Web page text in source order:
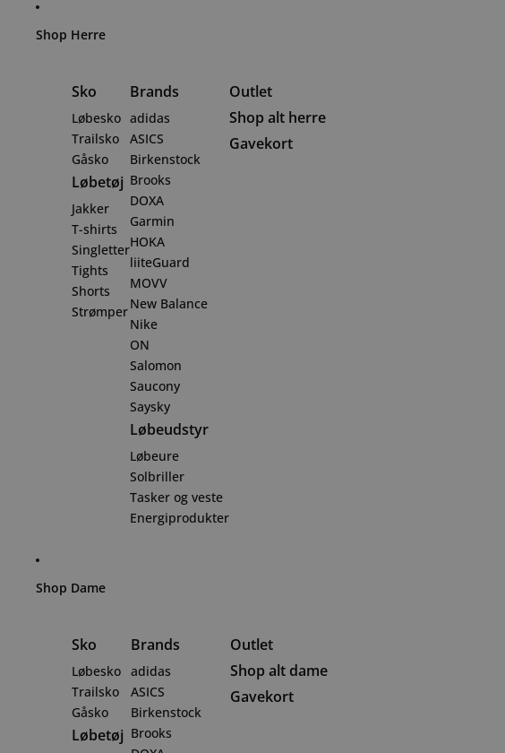
Shop Herre
Sko
Løbesko
Trailsko
Gåsko
Løbetøj
Jakker
T-shirts
Singletter
Tights
Shorts
Strømper
Brands
adidas
ASICS
Birkenstock
Brooks
DOXA
Garmin
HOKA
liiteGuard
MOVV
New Balance
Nike
ON
Salomon
Saucony
Saysky
Løbeudstyr
Løbeure
Solbriller
Tasker og veste
Energiprodukter
Outlet
Shop alt herre
Gavekort
Shop Dame
Sko
Løbesko
Trailsko
Gåsko
Løbetøj
Brands
adidas
ASICS
Birkenstock
Brooks
Outlet
Shop alt dame
Gavekort